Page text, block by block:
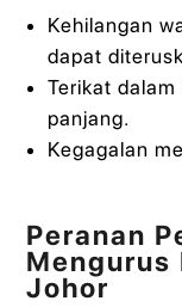
Kehilangan
dapat
Terikat
panjang.
Kegagalan
Peranan
Mengurus
Johor